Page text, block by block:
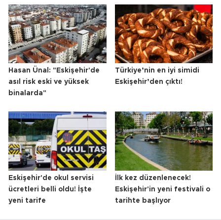
Hasan Ünal: "Eskişehir'de
asıl risk eski ve yüksek
binalarda"
Türkiye’nin en iyi simidi
Eskişehir’den çıktı!
Eskişehir'de okul servisi
ücretleri belli oldu! İşte
yeni tarife
İlk kez düzenlenecek!
Eskişehir'in yeni festivali o
tarihte başlıyor